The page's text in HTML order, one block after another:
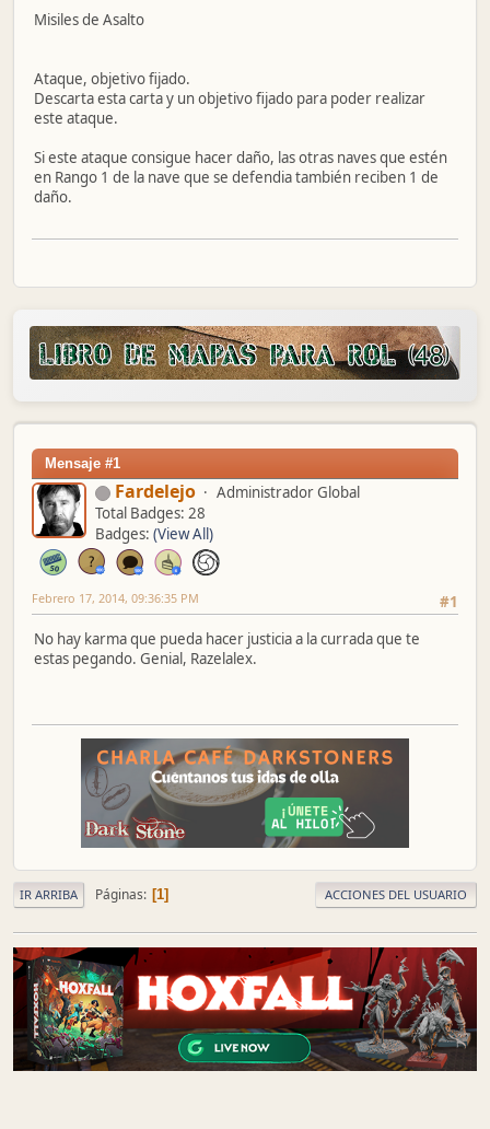
Misiles de Asalto
Ataque, objetivo fijado.
Descarta esta carta y un objetivo fijado para poder realizar
este ataque.
Si este ataque consigue hacer daño, las otras naves que estén
en Rango 1 de la nave que se defendia también reciben 1 de
daño.
Mensaje #1
Fardelejo
Administrador Global
Total Badges: 28
Badges: (View All)
#1
Febrero 17, 2014, 09:36:35 PM
No hay karma que pueda hacer justicia a la currada que te
estas pegando. Genial, Razelalex.
IR ARRIBA Páginas 1 ACCIONES DEL USUARIO